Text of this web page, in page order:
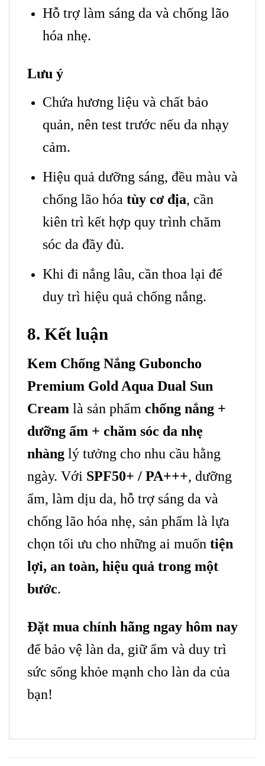
Hỗ trợ làm sáng da và chống lão
hóa nhẹ.
Lưu ý
Chứa hương liệu và chất bảo
quản, nên test trước nếu da nhạy
cảm.
Hiệu quả dưỡng sáng, đều màu và
chống lão hóa tùy cơ địa, cần
kiên trì kết hợp quy trình chăm
sóc da đầy đủ.
Khi đi nắng lâu, cần thoa lại để
duy trì hiệu quả chống nắng.
8. Kết luận
Kem Chống Nắng Guboncho
Premium Gold Aqua Dual Sun
Cream là sản phẩm chống nắng +
dưỡng ẩm + chăm sóc da nhẹ
nhàng lý tưởng cho nhu cầu hằng
ngày. Với SPF50+ / PA+++, dưỡng
ẩm, làm dịu da, hỗ trợ sáng da và
chống lão hóa nhẹ, sản phẩm là lựa
chọn tối ưu cho những ai muốn tiện
lợi, an toàn, hiệu quả trong một
bước.
Đặt mua chính hãng ngay hôm nay
để bảo vệ làn da, giữ ẩm và duy trì
sức sống khỏe mạnh cho làn da của
bạn!